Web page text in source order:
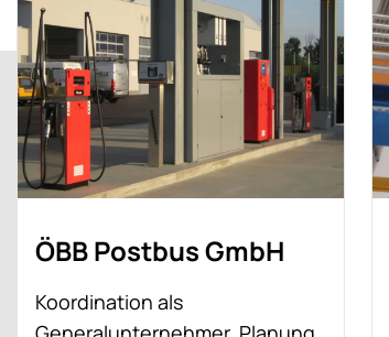
ÖBB Postbus GmbH
Koordination als